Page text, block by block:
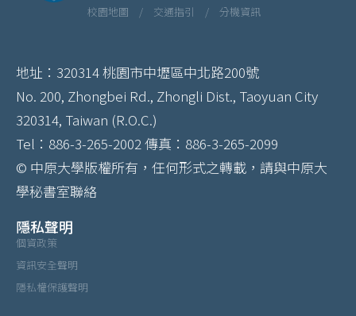
校園地圖 / 交通指引 / 分機資訊
地址：320314 桃園市中壢區中北路200號
No. 200, Zhongbei Rd., Zhongli Dist., Taoyuan City
320314, Taiwan (R.O.C.)
Tel：886-3-265-2002 傳真：886-3-265-2099
© 中原大學版權所有，任何形式之轉載，請與中原大
學秘書室聯絡
隱私聲明
個資政策
資訊安全聲明
隱私權保護聲明